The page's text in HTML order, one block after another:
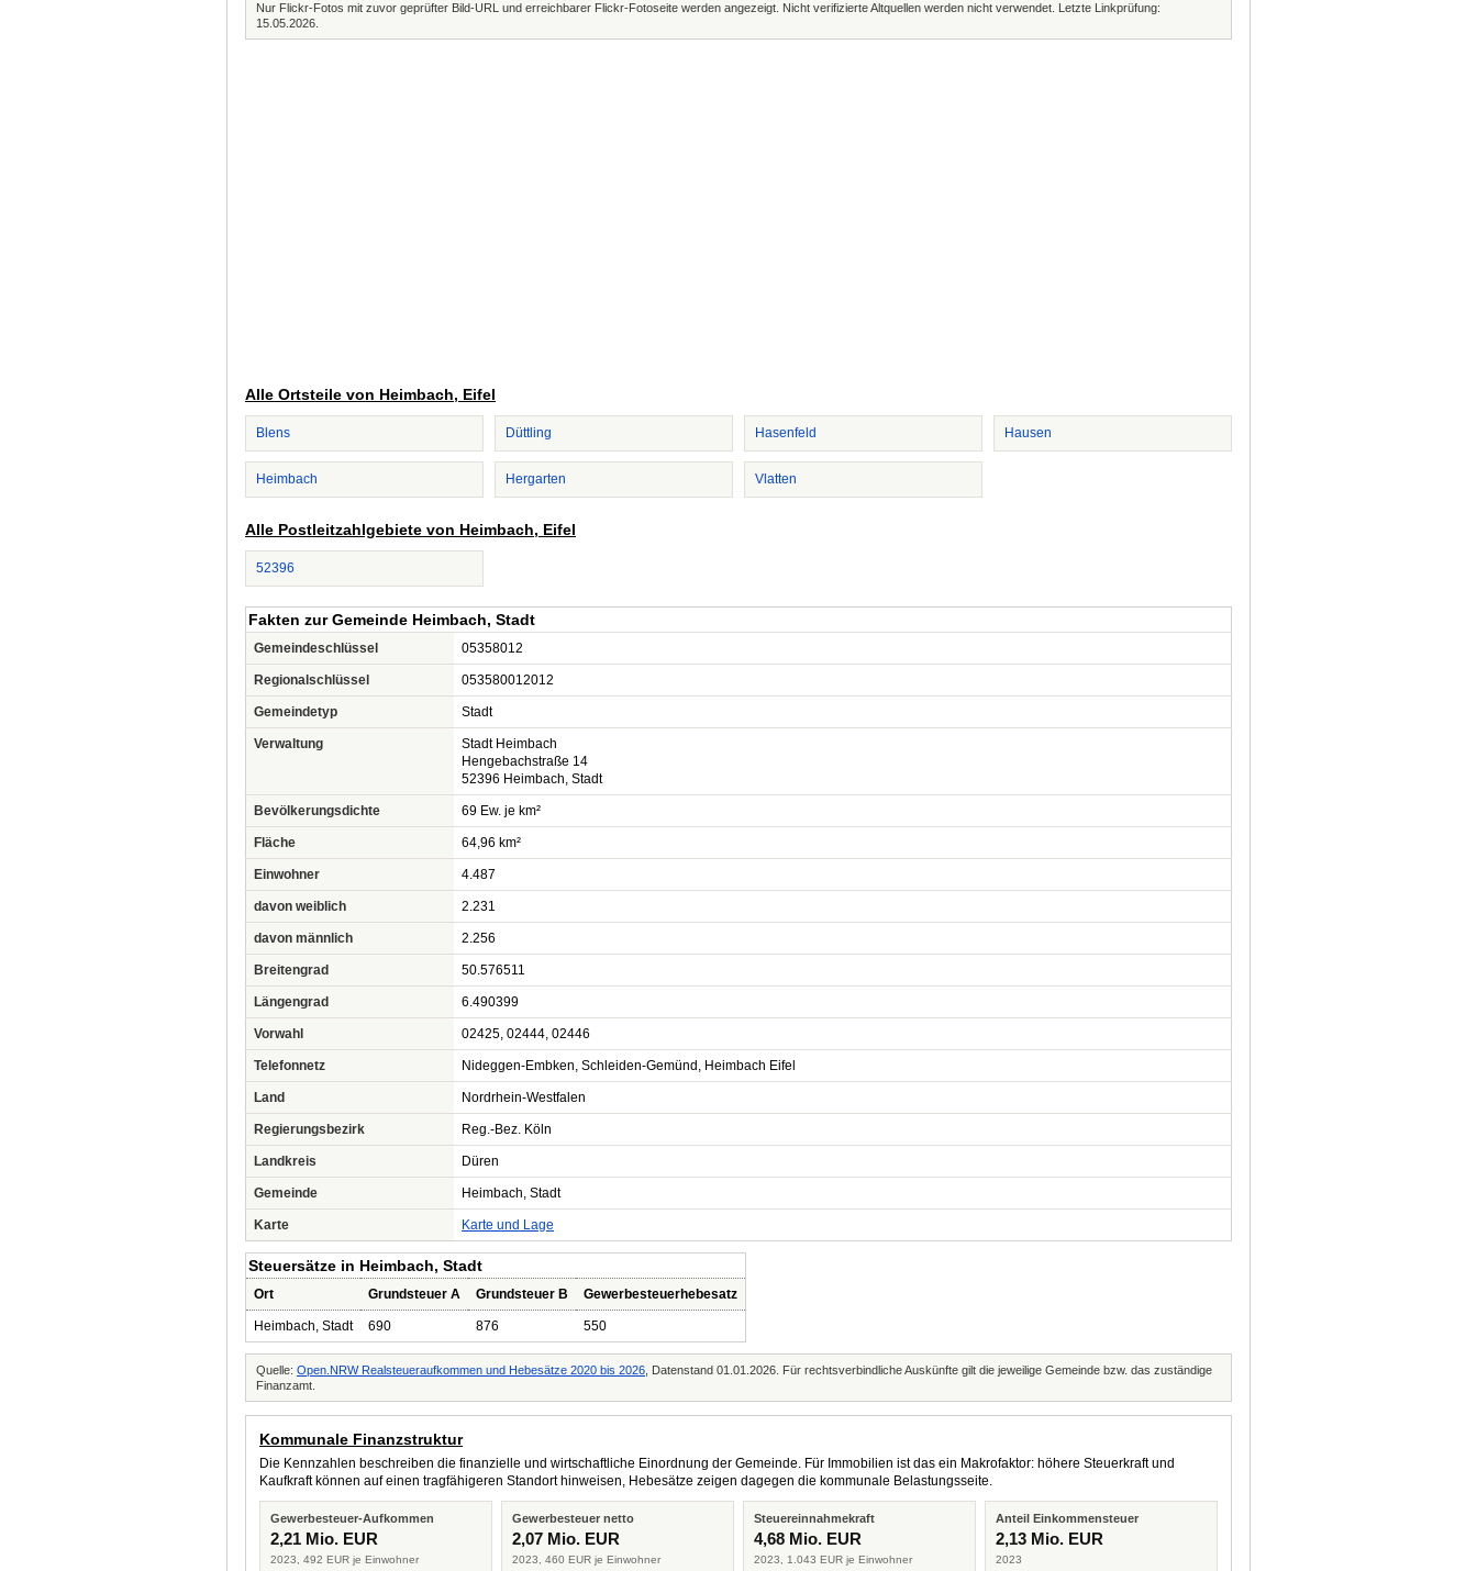
Nur Flickr-Fotos mit zuvor geprüfter Bild-URL und erreichbarer Flickr-Fotoseite werden angezeigt. Nicht verifizierte Altquellen werden nicht verwendet. Letzte Linkprüfung:
15.05.2026.
Alle Ortsteile von Heimbach, Eifel
Blens Düttling Hasenfeld Hausen
Heimbach Hergarten Vlatten
Alle Postleitzahlgebiete von Heimbach, Eifel
52396
Fakten zur Gemeinde Heimbach, Stadt
Gemeindeschlüssel 05358012
Regionalschlüssel 053580012012
Gemeindetyp Stadt
Verwaltung
Stadt Heimbach
Hengebachstraße 14
52396 Heimbach, Stadt
Bevölkerungsdichte 69 Ew. je km²
Fläche 64,96 km²
Einwohner 4.487
davon weiblich 2.231
davon männlich 2.256
Breitengrad 50.576511
Längengrad 6.490399
Vorwahl 02425, 02444, 02446
Telefonnetz Nideggen-Embken, Schleiden-Gemünd, Heimbach Eifel
Land Nordrhein-Westfalen
Regierungsbezirk Reg.-Bez. Köln
Landkreis Düren
Gemeinde Heimbach, Stadt
Karte Karte und Lage
Steuersätze in Heimbach, Stadt
Ort Grundsteuer A Grundsteuer B Gewerbesteuerhebesatz
Heimbach, Stadt 690 876 550
Quelle: Open.NRW Realsteueraufkommen und Hebesätze 2020 bis 2026 , Datenstand 01.01.2026. Für rechtsverbindliche Auskünfte gilt die jeweilige Gemeinde bzw. das zuständige
Finanzamt.
Kommunale Finanzstruktur
Die Kennzahlen beschreiben die finanzielle und wirtschaftliche Einordnung der Gemeinde. Für Immobilien ist das ein Makrofaktor: höhere Steuerkraft und
Kaufkraft können auf einen tragfähigeren Standort hinweisen, Hebesätze zeigen dagegen die kommunale Belastungsseite.
Gewerbesteuer-Aufkommen
2,21 Mio. EUR
2023, 492 EUR je Einwohner
Gewerbesteuer netto
2,07 Mio. EUR
2023, 460 EUR je Einwohner
Steuereinnahmekraft
4,68 Mio. EUR
2023, 1.043 EUR je Einwohner
Anteil Einkommensteuer
2,13 Mio. EUR
2023